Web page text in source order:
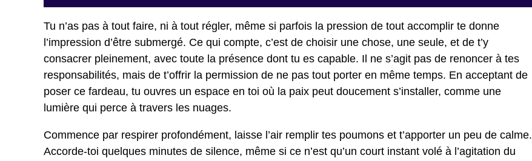
Tu n’as pas à tout faire, ni à tout régler, même si parfois la pression de tout accomplir te donne
l’impression d’être submergé. Ce qui compte, c’est de choisir une chose, une seule, et de t’y
consacrer pleinement, avec toute la présence dont tu es capable. Il ne s’agit pas de renoncer à tes
responsabilités, mais de t’offrir la permission de ne pas tout porter en même temps. En acceptant de
poser ce fardeau, tu ouvres un espace en toi où la paix peut doucement s’installer, comme une
lumière qui perce à travers les nuages.
Commence par respirer profondément, laisse l’air remplir tes poumons et t’apporter un peu de calme.
Accorde-toi quelques minutes de silence, même si ce n’est qu’un court instant volé à l’agitation du